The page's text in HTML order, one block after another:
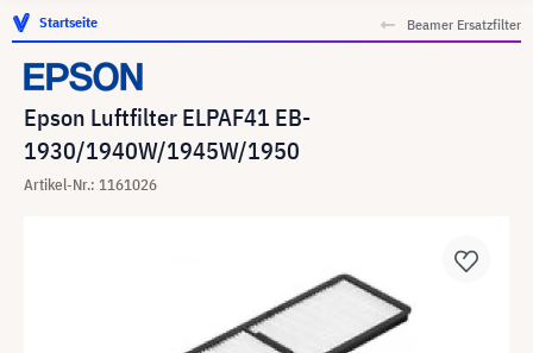
Startseite Beamer Ersatzfilter
Epson Luftfilter ELPAF41 EB-
1930/1940W/1945W/1950
Artikel-Nr.: 1161026